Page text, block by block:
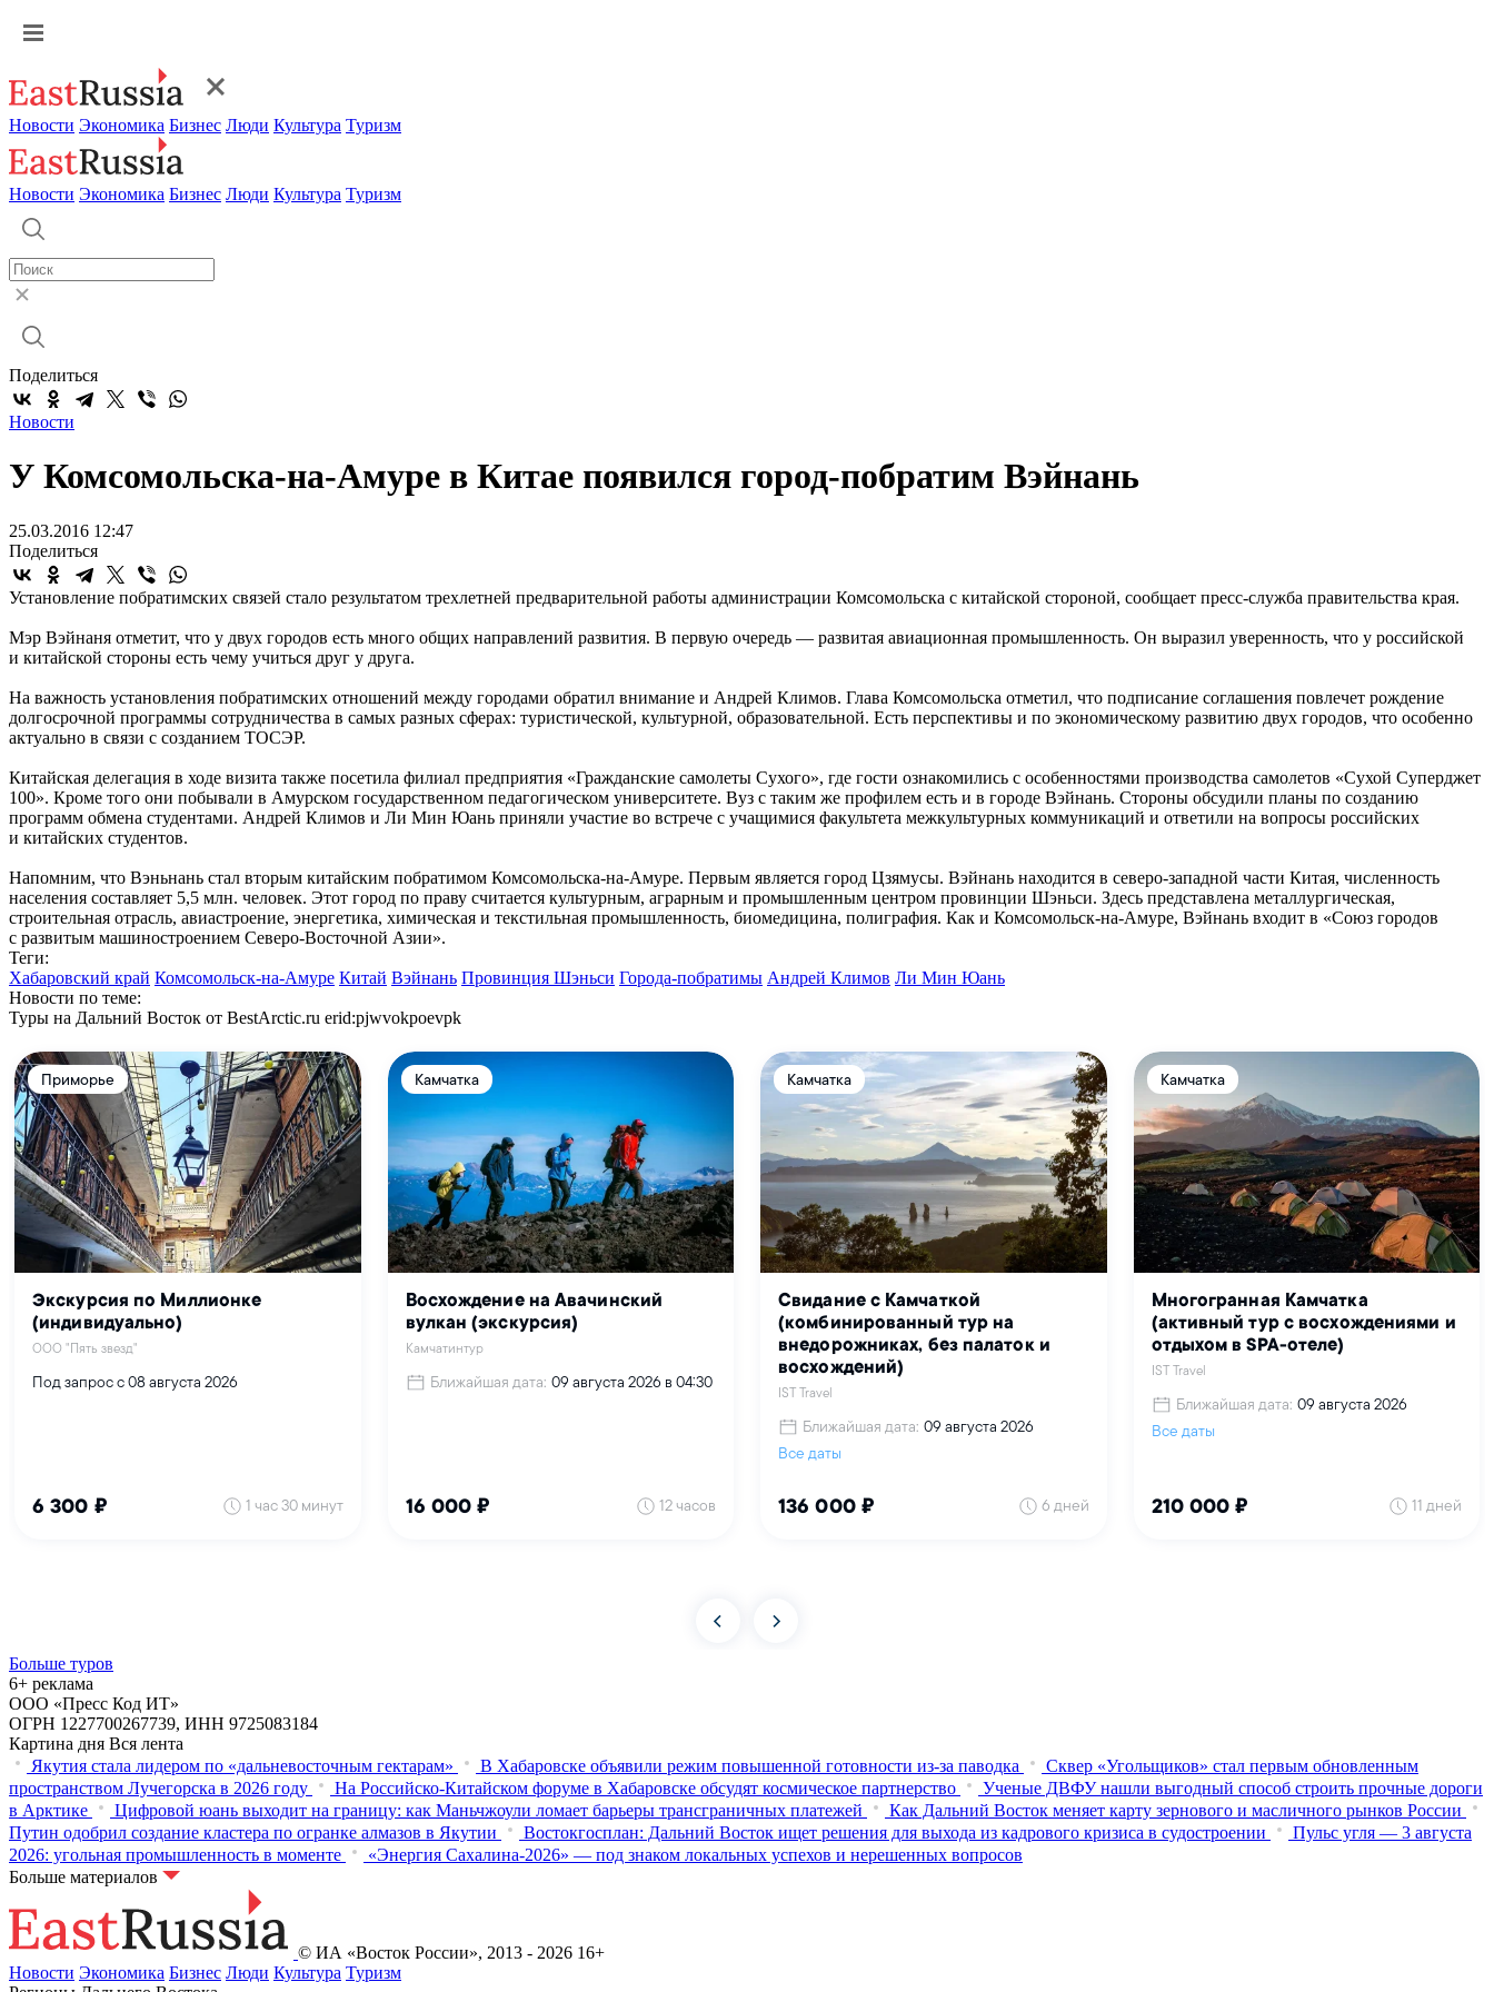
Новости Экономика Бизнес Люди Культура Туризм
Новости Экономика Бизнес Люди Культура Туризм
Поделиться
Новости
У Комсомольска-на-Амуре в Китае появился город-побратим Вэйнань
25.03.2016 12:47
Поделиться
Установление побратимских связей стало результатом трехлетней предварительной работы администрации Комсомольска с китайской стороной, сообщает пресс-служба правительства края.
Мэр Вэйнаня отметит, что у двух городов есть много общих направлений развития. В первую очередь — развитая авиационная промышленность. Он выразил уверенность, что у российской
и китайской стороны есть чему учиться друг у друга.
На важность установления побратимских отношений между городами обратил внимание и Андрей Климов. Глава Комсомольска отметил, что подписание соглашения повлечет рождение
долгосрочной программы сотрудничества в самых разных сферах: туристической, культурной, образовательной. Есть перспективы и по экономическому развитию двух городов, что особенно
актуально в связи с созданием ТОСЭР.
Китайская делегация в ходе визита также посетила филиал предприятия «Гражданские самолеты Сухого», где гости ознакомились с особенностями производства самолетов «Сухой Суперджет
100». Кроме того они побывали в Амурском государственном педагогическом университете. Вуз с таким же профилем есть и в городе Вэйнань. Стороны обсудили планы по созданию
программ обмена студентами. Андрей Климов и Ли Мин Юань приняли участие во встрече с учащимися факультета межкультурных коммуникаций и ответили на вопросы российских
и китайских студентов.
Напомним, что Вэньнань стал вторым китайским побратимом Комсомольска-на-Амуре. Первым является город Цзямусы. Вэйнань находится в северо-западной части Китая, численность
населения составляет 5,5 млн. человек. Этот город по праву считается культурным, аграрным и промышленным центром провинции Шэньси. Здесь представлена металлургическая,
строительная отрасль, авиастроение, энергетика, химическая и текстильная промышленность, биомедицина, полиграфия. Как и Комсомольск-на-Амуре, Вэйнань входит в «Союз городов
с развитым машиностроением Северо-Восточной Азии».
Теги:
Хабаровский край Комсомольск-на-Амуре Китай Вэйнань Провинция Шэньси Города-побратимы Андрей Климов Ли Мин Юань
Новости по теме:
Туры на Дальний Восток от BestArctic.ru erid:pjwvokpoevpk
Больше туров
6+ реклама
ООО «Пресс Код ИТ»
ОГРН 1227700267739, ИНН 9725083184
Картина дня Вся лента
Якутия стала лидером по «дальневосточным гектарам»
В Хабаровске объявили режим повышенной готовности из‑за паводка
Сквер «Угольщиков» стал первым обновленным
пространством Лучегорска в 2026 году
На Российско-Китайском форуме в Хабаровске обсудят космическое партнерство
Ученые ДВФУ нашли выгодный способ строить прочные дороги
в Арктике
Цифровой юань выходит на границу: как Маньчжоули ломает барьеры трансграничных платежей
Как Дальний Восток меняет карту зернового и масличного рынков России
Путин одобрил создание кластера по огранке алмазов в Якутии
Востокгосплан: Дальний Восток ищет решения для выхода из кадрового кризиса в судостроении
Пульс угля — 3 августа
2026: угольная промышленность в моменте
«Энергия Сахалина-2026» — под знаком локальных успехов и нерешенных вопросов
Больше материалов
© ИА «Восток России», 2013 - 2026 16+
Новости Экономика Бизнес Люди Культура Туризм